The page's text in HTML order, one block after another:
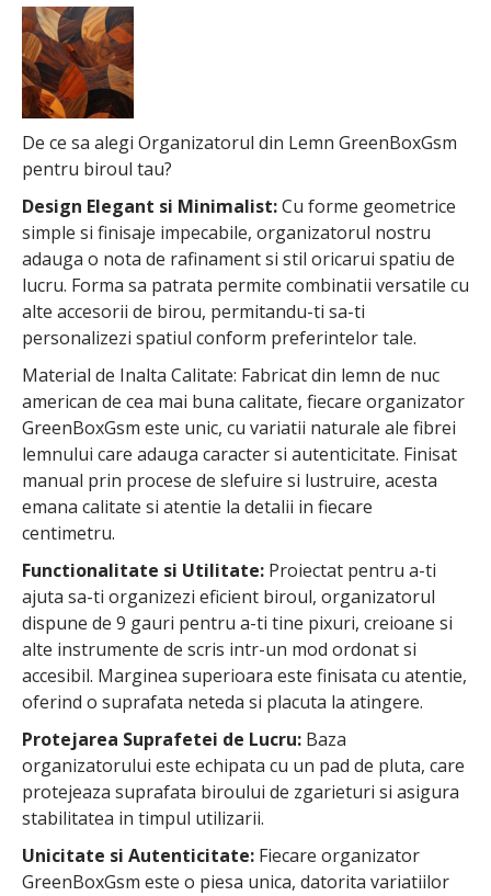
De ce sa alegi Organizatorul din Lemn GreenBoxGsm
pentru biroul tau?
Design Elegant si Minimalist:Cu forme geometrice
simple si finisaje impecabile, organizatorul nostru
adauga o nota de rafinament si stil oricarui spatiu de
lucru. Forma sa patrata permite combinatii versatile cu
alte accesorii de birou, permitandu-ti sa-ti
personalizezi spatiul conform preferintelor tale.
Material de Inalta Calitate: Fabricat din lemn de nuc
american de cea mai buna calitate, fiecare organizator
GreenBoxGsm este unic, cu variatii naturale ale fibrei
lemnului care adauga caracter si autenticitate. Finisat
manual prin procese de slefuire si lustruire, acesta
emana calitate si atentie la detalii in fiecare
centimetru.
Functionalitate si Utilitate: Proiectat pentru a-ti
ajuta sa-ti organizezi eficient biroul, organizatorul
dispune de 9 gauri pentru a-ti tine pixuri, creioane si
alte instrumente de scris intr-un mod ordonat si
accesibil. Marginea superioara este finisata cu atentie,
oferind o suprafata neteda si placuta la atingere.
Protejarea Suprafetei de Lucru: Baza
organizatorului este echipata cu un pad de pluta, care
protejeaza suprafata biroului de zgarieturi si asigura
stabilitatea in timpul utilizarii.
Unicitate si Autenticitate: Fiecare organizator
GreenBoxGsm este o piesa unica, datorita variatiilor